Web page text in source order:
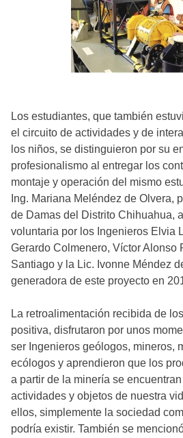
Los estudiantes, que también
el circuito de actividades y de
los niños, se distinguieron por su
profesionalismo al entregar los
montaje y operación del mismo
Ing. Mariana Meléndez de Olvera,
de Damas del Distrito Chihuahua,
voluntaria por los Ingenieros Elvia
Gerardo Colmenero, Víctor Alonso
Santiago y la Lic. Ivonne Méndez
generadora de este proyecto en
La retroalimentación recibida de
positiva, disfrutaron por unos
ser Ingenieros geólogos, mineros,
ecólogos y aprendieron que los
a partir de la minería se
actividades y objetos de nuestra
ellos, simplemente la sociedad
podría existir. También se